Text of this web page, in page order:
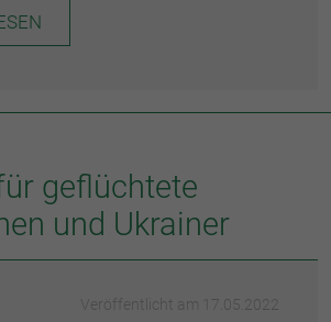
geflüchtete
und Ukrainer
Veröffentlicht am 17.05.2022